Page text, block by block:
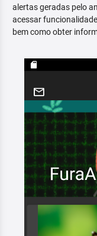
alertas geradas pelo
acessar
bem como obter